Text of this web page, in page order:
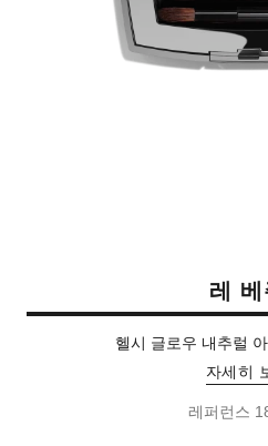
레 베
헬시 글로우 내추럴
자세히
레퍼런스